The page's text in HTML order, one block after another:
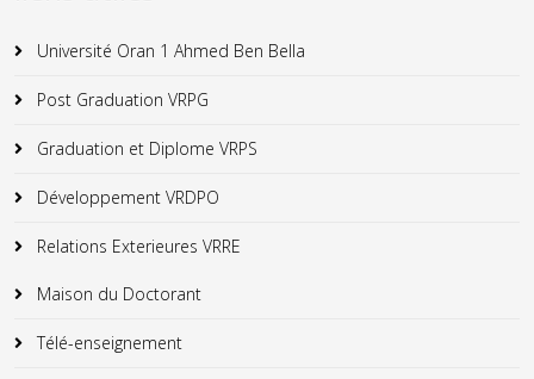
Université Oran 1 Ahmed Ben Bella
Post Graduation VRPG
Graduation et Diplome VRPS
Développement VRDPO
Relations Exterieures VRRE
Maison du Doctorant
Télé-enseignement